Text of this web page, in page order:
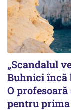
„Scandalul
Buhnici încă
O
pentru prima